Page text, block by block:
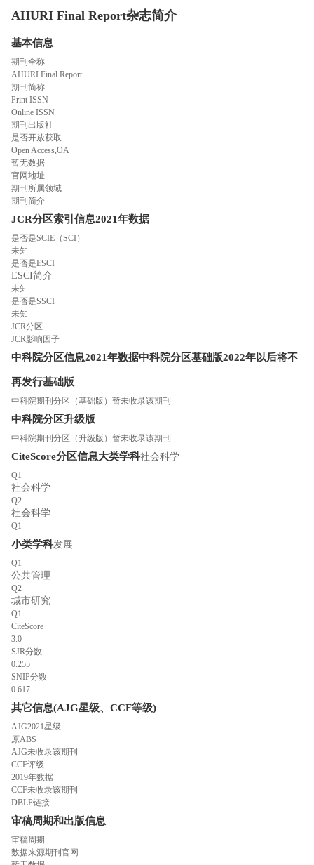
AHURI Final Report杂志简介
基本信息
期刊全称
AHURI Final Report
期刊简称
Print ISSN
Online ISSN
期刊出版社
是否开放获取
Open Access,OA
暂无数据
官网地址
期刊所属领域
期刊简介
JCR分区索引信息2021年数据
是否是SCIE（SCI）
未知
是否是ESCI
ESCI简介
未知
是否是SSCI
未知
JCR分区
JCR影响因子
中科院分区信息2021年数据中科院分区基础版2022年以后将不
再发行基础版
中科院期刊分区（基础版）暂未收录该期刊
中科院分区升级版
中科院期刊分区（升级版）暂未收录该期刊
CiteScore分区信息大类学科社会科学
Q1
社会科学
Q2
社会科学
Q1
小类学科发展
Q1
公共管理
Q2
城市研究
Q1
CiteScore
3.0
SJR分数
0.255
SNIP分数
0.617
其它信息(AJG星级、CCF等级)
AJG2021星级
原ABS
AJG未收录该期刊
CCF评级
2019年数据
CCF未收录该期刊
DBLP链接
审稿周期和出版信息
审稿周期
数据来源期刊官网